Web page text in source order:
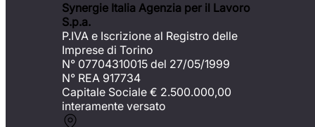
Synergie Italia Agenzia per il Lavoro
S.p.a.
P.IVA e Iscrizione al Registro delle
Imprese di Torino
N° 07704310015 del 27/05/1999
N° REA 917734
Capitale Sociale € 2.500.000,00
interamente versato